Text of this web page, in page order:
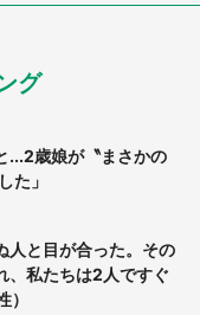
グ
...2歳娘が〝まさかの
た」
人と目が合った。その
、私たちは2人ですぐ